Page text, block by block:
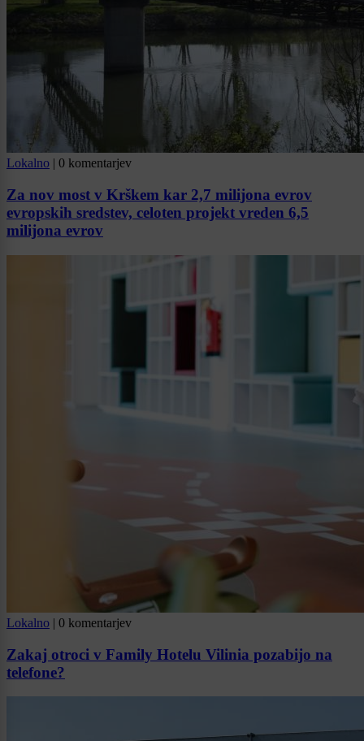
Lokalno | 0 komentarjev
Za nov most v Krškem kar 2,7 milijona evrov
evropskih sredstev, celoten projekt vreden 6,5
milijona evrov
Lokalno | 0 komentarjev
Zakaj otroci v Family Hotelu Vilinia pozabijo na
telefone?